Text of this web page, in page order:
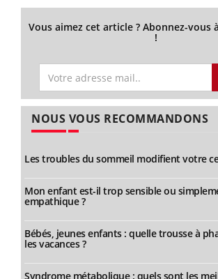
Vous aimez cet article ? Abonnez-vous
!
NOUS VOUS RECOMMANDONS
Les troubles du sommeil modifient votre
Mon enfant est-il trop sensible ou
empathique ?
Bébés, jeunes enfants : quelle trousse à
les vacances ?
Syndrome métabolique : quels sont les